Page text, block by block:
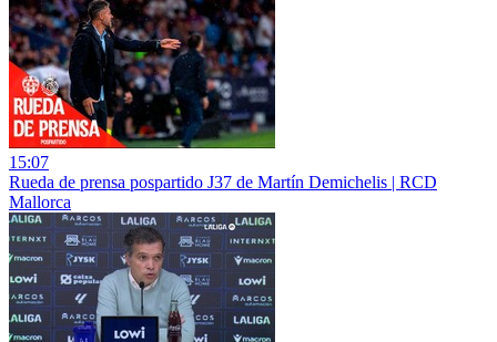
15:07
Rueda de prensa pospartido J37 de Martín Demichelis | RCD
Mallorca